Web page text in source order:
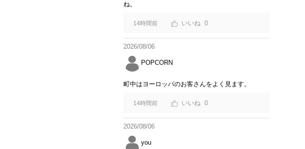
ね。
14時間前 0
2026/08/06
POPCORN
町中はヨーロッパのお客さんをよく見ます。
14時間前 0
2026/08/06
you